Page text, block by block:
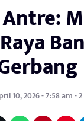
10, 2026 - 7:58 am -